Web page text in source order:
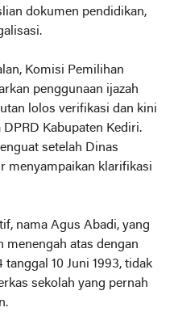
dokumen pendidikan,
Komisi Pemilihan
penggunaan ijazah
lolos verifikasi dan kini
Kabupaten Kediri.
setelah Dinas
menyampaikan klarifikasi
nama Agus Abadi, yang
menengah atas dengan
10 Juni 1993, tidak
sekolah yang pernah